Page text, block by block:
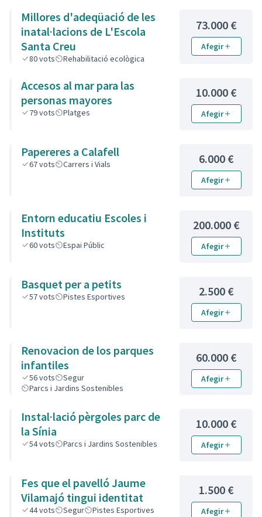
Millores d'adeqüació de les
inatal·lacions de L'Escola
Santa Creu
80vots Rehabilitació ecològica
73.000 €
Afegir
Accesos al mar para las
personas mayores
79vots Platges
10.000 €
Afegir
Papereres a Calafell
67vots Carrers i Vials 6.000 €
Afegir
Entorn educatiu Escoles i
Instituts
60vots Espai Públic
200.000 €
Afegir
Basquet per a petits
57vots Pistes Esportives 2.500 €
Afegir
Renovacion de los parques
infantiles
56vots
Segur
Parcs i Jardins Sostenibles
60.000 €
Afegir
Instal·lació pèrgoles parc de
la Sínia
54vots Parcs i Jardins Sostenibles
10.000 €
Afegir
Fes que el pavelló Jaume
Vilamajó tingui identitat
44vots Segur Pistes Esportives
1.500 €
Afegir